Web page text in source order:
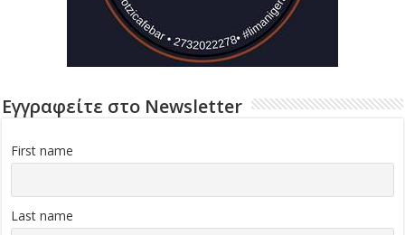
Εγγραφείτε στο Newsletter
First name
Last name